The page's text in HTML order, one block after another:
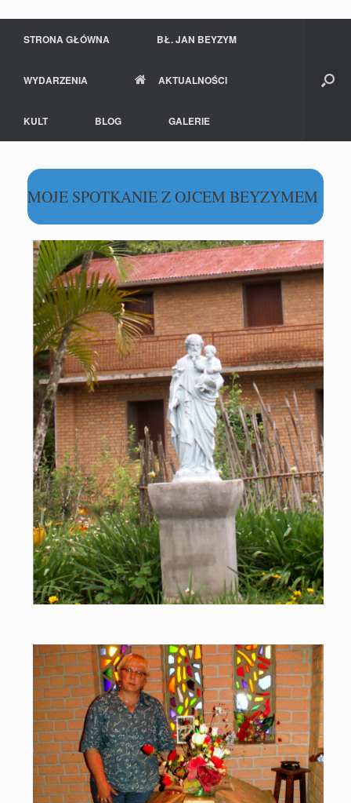
STRONA GŁÓWNA BŁ. JAN BEYZYM
WYDARZENIA AKTUALNOŚCI
KULT BLOG GALERIE
MOJE SPOTKANIE Z OJCEM BEYZYMEM